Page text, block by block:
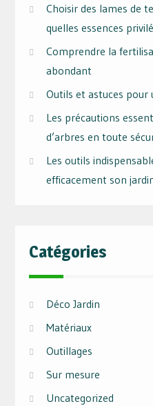
Choisir des lames de
quelles essences
Comprendre la
abondant
Outils et astuces pour
Les précautions
d’arbres en toute
Les outils
efficacement son
Catégories
Déco Jardin
Matériaux
Outillages
Sur mesure
Uncategorized